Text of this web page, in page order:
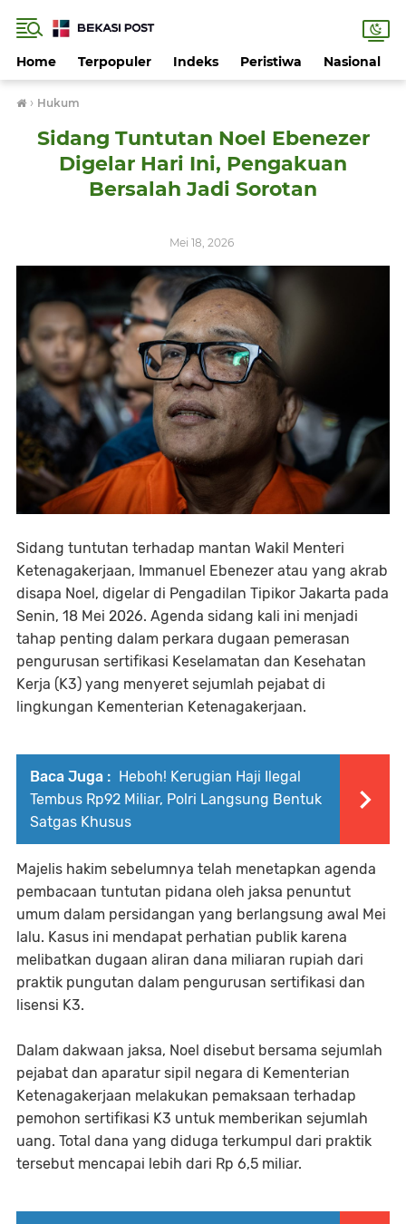
Home Terpopuler Indeks Peristiwa Nasional
› Hukum
Sidang Tuntutan Noel Ebenezer
Digelar Hari Ini, Pengakuan
Bersalah Jadi Sorotan
Mei 18, 2026
Sidang tuntutan terhadap mantan Wakil Menteri
Ketenagakerjaan, Immanuel Ebenezer atau yang akrab
disapa Noel, digelar di Pengadilan Tipikor Jakarta pada
Senin, 18 Mei 2026. Agenda sidang kali ini menjadi
tahap penting dalam perkara dugaan pemerasan
pengurusan sertifikasi Keselamatan dan Kesehatan
Kerja (K3) yang menyeret sejumlah pejabat di
lingkungan Kementerian Ketenagakerjaan.
Baca Juga : Heboh! Kerugian Haji Ilegal
Tembus Rp92 Miliar, Polri Langsung Bentuk
Satgas Khusus
Majelis hakim sebelumnya telah menetapkan agenda
pembacaan tuntutan pidana oleh jaksa penuntut
umum dalam persidangan yang berlangsung awal Mei
lalu. Kasus ini mendapat perhatian publik karena
melibatkan dugaan aliran dana miliaran rupiah dari
praktik pungutan dalam pengurusan sertifikasi dan
lisensi K3.
Dalam dakwaan jaksa, Noel disebut bersama sejumlah
pejabat dan aparatur sipil negara di Kementerian
Ketenagakerjaan melakukan pemaksaan terhadap
pemohon sertifikasi K3 untuk memberikan sejumlah
uang. Total dana yang diduga terkumpul dari praktik
tersebut mencapai lebih dari Rp 6,5 miliar.